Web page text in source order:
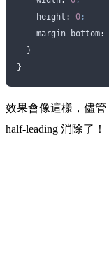
    height
: 0;
    margin-bottom
:
  }
}
效果會像這樣，儘管
half-leading 消除了！